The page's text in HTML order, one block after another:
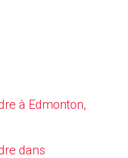
à Edmonton,
dans